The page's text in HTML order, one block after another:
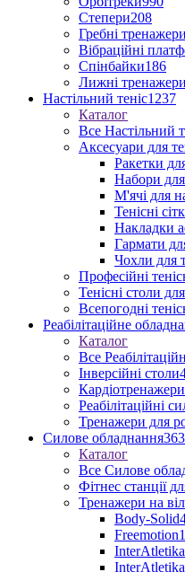
Степери208
Гребні
Вібраційні
Спінбайки186
Лижні тренажери
Настільний теніс1237
Каталог
Все Настільний
Аксесуари для
Ракетки
Набори для
М'ячі для
Тенісні
Накладки
Гармати
Чохли для
Професійні
Тенісні столи
Всепогодні
Реабілітаційне
Каталог
Все
Інверсійні столи
Кардіотренажери
Реабілітаційні
Тренажери для
Силове обладнання
Каталог
Все Силове
Фітнес станції
Тренажери на
Body-Solid
Freemotion